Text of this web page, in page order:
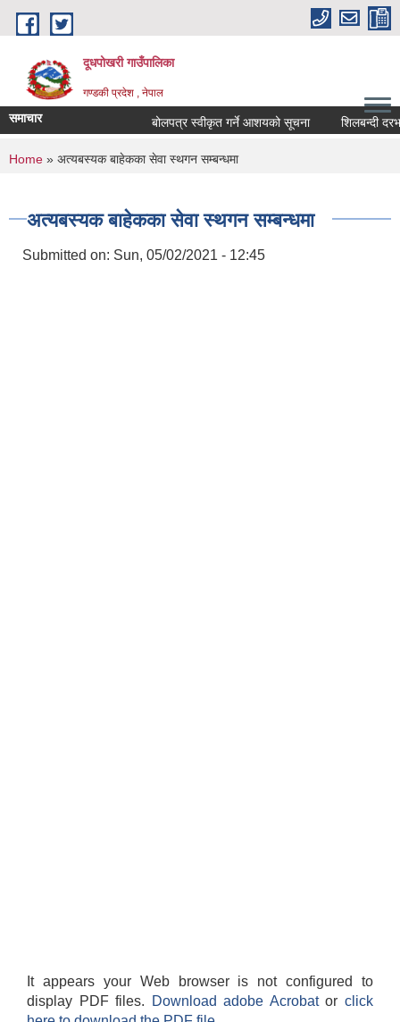
Skip to main content
दूधपोखरी गाउँपालिका
गण्डकी प्रदेश , नेपाल
समाचार बोलपत्र स्वीकृत गर्ने आशयको सूचना शिलबन्दी
You are here
Home » अत्यबस्यक बाहेकका सेवा स्थगन सम्बन्धमा
अत्यबस्यक बाहेकका सेवा स्थगन सम्बन्धमा
Submitted on: Sun, 05/02/2021 - 12:45
It appears your Web browser is not configured to
display PDF files.
Download adobe Acrobatorclick